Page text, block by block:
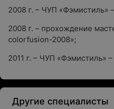
2008 г. – ЧУП «Фэмистиль»
2008 г. – прохождение
colorfusion-2008»;
2011 г. – ЧУП «Фэмистиль»
Другие специалисты